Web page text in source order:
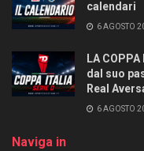
calendari
6 AGOSTO
LA
dal suo
Real
6 AGOSTO
Naviga in